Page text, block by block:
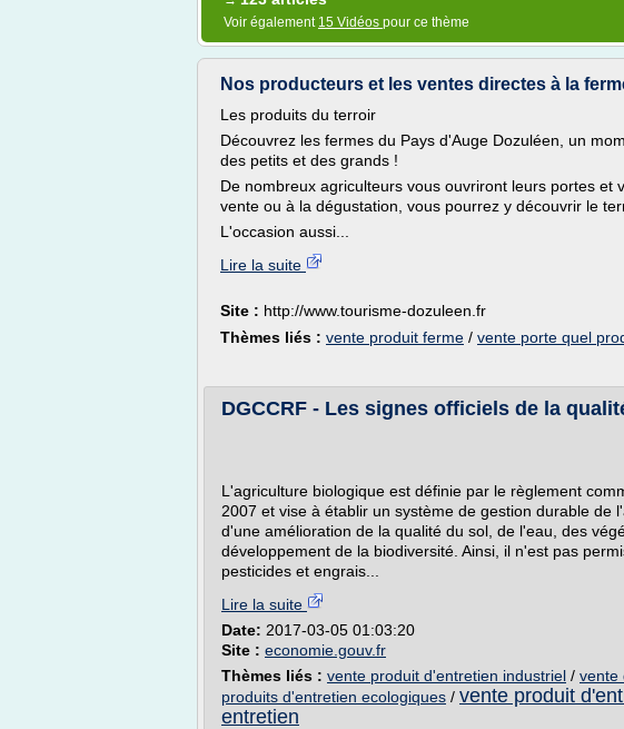
Voir également 15 Vidéos pour ce thème
Nos producteurs et les ventes directes à la
Les produits du terroir
Découvrez les fermes du Pays d'Auge Dozuléen, un
des petits et des grands !
De nombreux agriculteurs vous ouvriront leurs portes et
vente ou à la dégustation, vous pourrez y découvrir le
L'occasion aussi...
Lire la suite
Site : http://www.tourisme-dozuleen.fr
Thèmes liés : vente produit ferme / vente porte quel
DGCCRF - Les signes officiels de la
L'agriculture biologique est définie par le règlement
2007 et vise à établir un système de gestion durable de
d'une amélioration de la qualité du sol, de l'eau, des
développement de la biodiversité. Ainsi, il n'est pas
pesticides et engrais...
Lire la suite
Date: 2017-03-05 01:03:20
Site : economie.gouv.fr
Thèmes liés : vente produit d'entretien industriel / vente
produits d'entretien ecologiques / vente produit
entretien